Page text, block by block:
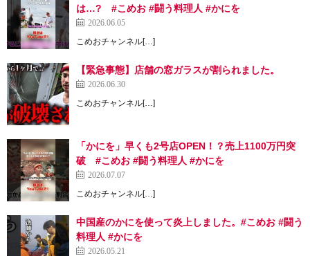
は…? #こめお #闘う料理人 #かにを
2026.06.05
こめおチャンネル[…]
【緊急事態】店舗の窓ガラスが割られました。
2026.06.30
こめおチャンネル[…]
「かにを」早くも2号店OPEN！？売上1100万円突
破 #こめお #闘う料理人 #かにを
2026.07.07
こめおチャンネル[…]
中国産のかにを使って炎上しました。#こめお #闘う
料理人 #かにを
2026.05.21